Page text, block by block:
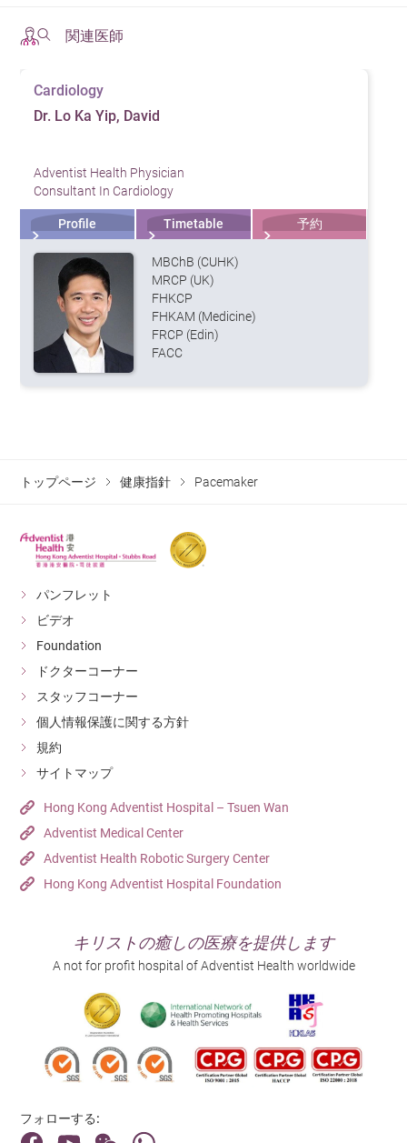
関連医師
Cardiology
Dr. Lo Ka Yip, David
Adventist Health Physician
Consultant In Cardiology
Profile Timetable 予約
MBChB (CUHK)
MRCP (UK)
FHKCP
FHKAM (Medicine)
FRCP (Edin)
FACC
トップページ 健康指針 Pacemaker
パンフレット
ビデオ
Foundation
ドクターコーナー
スタッフコーナー
個人情報保護に関する方針
規約
サイトマップ
Hong Kong Adventist Hospital – Tsuen Wan
Adventist Medical Center
Adventist Health Robotic Surgery Center
Hong Kong Adventist Hospital Foundation
キリストの癒しの医療を提供します
A not for profit hospital of Adventist Health worldwide
フォローする: